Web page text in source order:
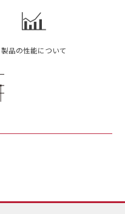
製品の性能について